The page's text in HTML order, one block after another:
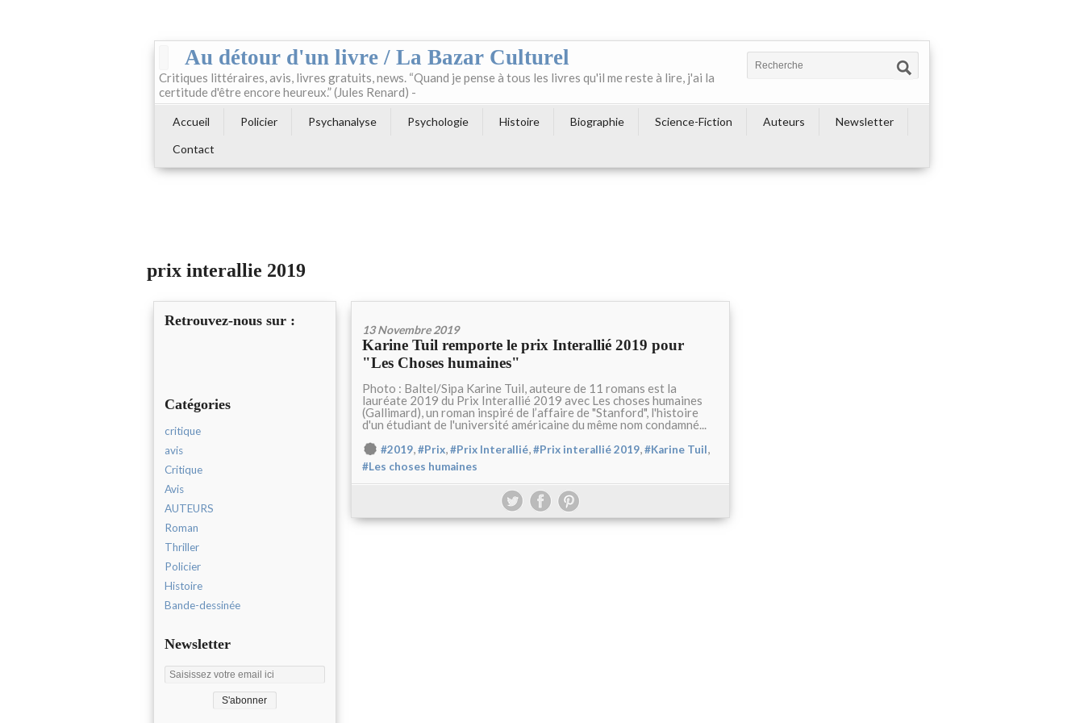
Au détour d'un livre / La Bazar Culturel
Critiques littéraires, avis, livres gratuits, news. “Quand je pense à tous les livres qu'il me reste à lire, j'ai la
certitude d'être encore heureux.” (Jules Renard) -
Accueil Policier Psychanalyse Psychologie Histoire Biographie Science-Fiction Auteurs
Newsletter
Contact
prix interallie 2019
Retrouvez-nous sur :
Catégories
critique
avis
Critique
Avis
AUTEURS
Roman
Thriller
Policier
Histoire
Bande-dessinée
Newsletter
13 Novembre 2019
Karine Tuil remporte le prix Interallié 2019 pour
"Les Choses humaines"
Photo : Baltel/Sipa Karine Tuil, auteure de 11 romans est la
lauréate 2019 du Prix Interallié 2019 avec Les choses humaines
(Gallimard), un roman inspiré de l’affaire de "Stanford", l'histoire
d'un étudiant de l'université américaine du même nom condamné...
#2019,#Prix,#Prix Interallié,#Prix interallié 2019,#Karine Tuil,
#Les choses humaines